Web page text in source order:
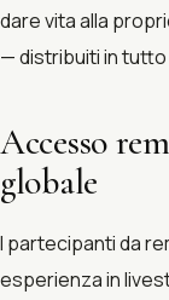
dare vita alla
— distribuiti in tutto
Accesso
globale
I partecipanti da
esperienza in